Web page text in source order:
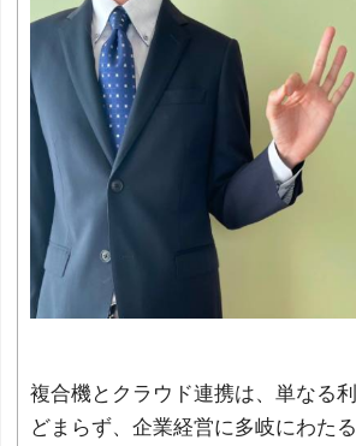
複合機とクラウド連携は、単なる
どまらず、企業経営に多岐にわた